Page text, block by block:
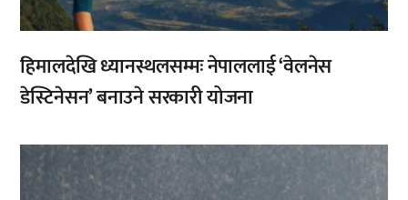
हिमालदेखि ध्यानस्थलसम्मः नेपाललाई ‘वेलनेस
डेस्टिनेसन’ बनाउने सरकारी योजना